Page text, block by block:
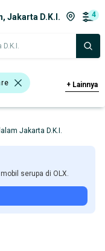
Jakarta D.K.I. 4
+ Lainnya
Jakarta D.K.I.
serupa di OLX.